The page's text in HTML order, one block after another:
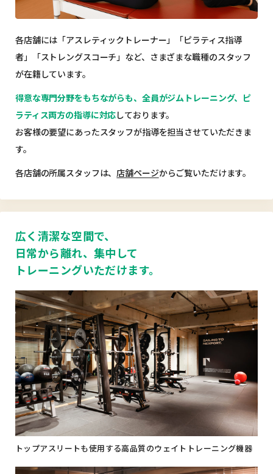
各店舗には「アスレティックトレーナー」「ピラティス指導
者」「ストレングスコーチ」など、 さまざまな職種のスタッフ
が在籍しています。
得意な専門分野をもちながらも、 全員がジムトレーニング、ピ
ラティス両方の指導に対応しております。
お客様の要望にあったスタッフが指導を担当させていただきま
す。
各店舗の所属スタッフは、店舗ページからご覧いただけます。
広く清潔な空間で、
日常から離れ、集中して
トレーニングいただけます。
トップアスリートも使用する高品質のウェイトトレーニング機器